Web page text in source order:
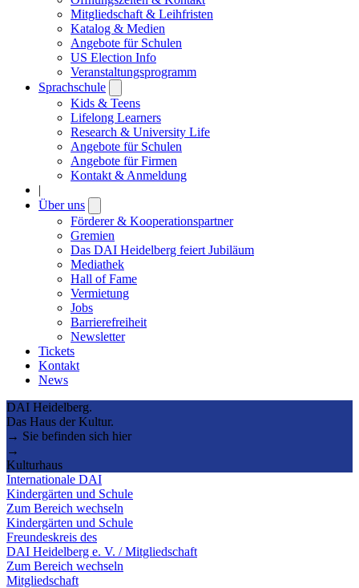
Mitgliedschaft & Leihfristen
Katalog & Medien
Angebote für Schulen
US Election Info
Veranstaltungsprogramm
Sprachschule
submenu
Kids & Teens
Lifelong Learners
Research & University Life
Angebote für Schulen
Angebote für Firmen
Kontakt & Anmeldung
|
Über uns
submenu
Förderer & Kooperationspartner
Gremien
Das DAI Heidelberg feiert Jubiläum
Mediathek
Hall of Fame
Vermietung
Jobs
Barrierefreiheit
Newsletter
Tickets
Kontakt
News
DAI Heidelberg.
Das Haus der Kultur.
→ Sie befinden sich hier
→
Kulturhaus
Internationale DAI
Kindergärten und Schule
Zum Bereich wechseln
Kindergärten und Schule
Freundeskreis des
DAI Heidelberg e. V. / Mitgliedschaft
Zum Bereich wechseln
Mitgliedschaft